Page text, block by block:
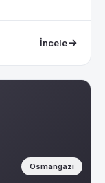
İncele
Osmangazi